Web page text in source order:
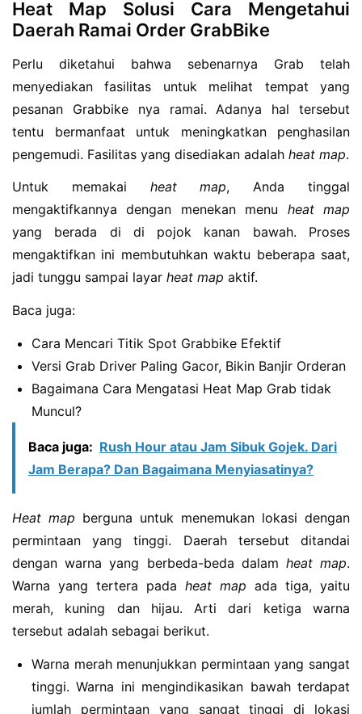
Heat Map Solusi Cara Mengetahui
Daerah Ramai Order GrabBike
Perlu diketahui bahwa sebenarnya Grab telah
menyediakan fasilitas untuk melihat tempat yang
pesanan Grabbike nya ramai. Adanya hal tersebut
tentu bermanfaat untuk meningkatkan penghasilan
pengemudi. Fasilitas yang disediakan adalah heat map.
Untuk memakai heat map, Anda tinggal
mengaktifkannya dengan menekan menu heat map
yang berada di di pojok kanan bawah. Proses
mengaktifkan ini membutuhkan waktu beberapa saat,
jadi tunggu sampai layar heat map aktif.
Baca juga:
Cara Mencari Titik Spot Grabbike Efektif
Versi Grab Driver Paling Gacor, Bikin Banjir Orderan
Bagaimana Cara Mengatasi Heat Map Grab tidak
Muncul?
Baca juga: Rush Hour atau Jam Sibuk Gojek. Dari
Jam Berapa? Dan Bagaimana Menyiasatinya?
Heat map berguna untuk menemukan lokasi dengan
permintaan yang tinggi. Daerah tersebut ditandai
dengan warna yang berbeda-beda dalam heat map.
Warna yang tertera pada heat map ada tiga, yaitu
merah, kuning dan hijau. Arti dari ketiga warna
tersebut adalah sebagai berikut.
Warna merah menunjukkan permintaan yang sangat
tinggi. Warna ini mengindikasikan bawah terdapat
jumlah permintaan yang sangat tinggi di lokasi